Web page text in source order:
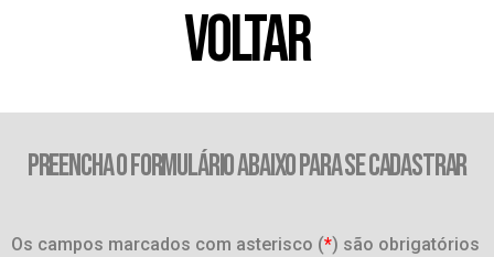
VOLTAR
PREENCHA O FORMULÁRIO ABAIXO PARA SE CADASTRAR
Os campos marcados com asterisco (*) são obrigatórios